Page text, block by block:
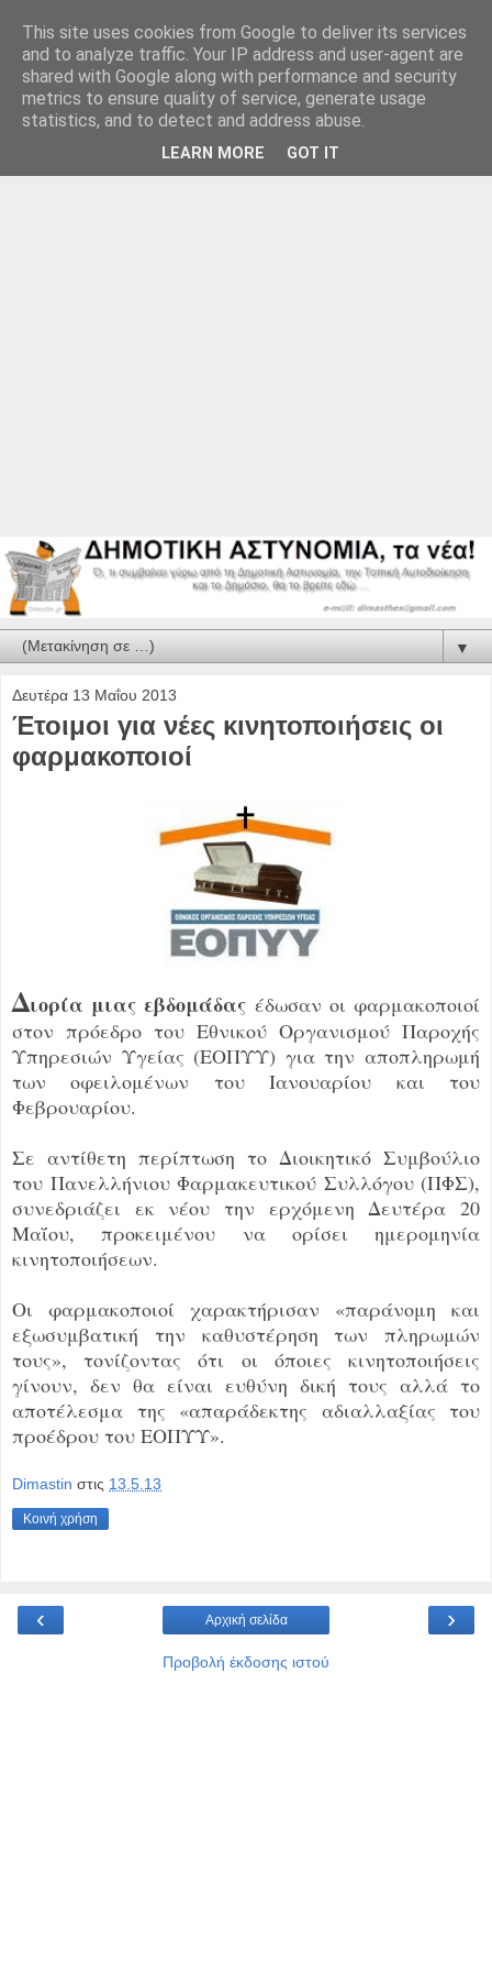
▼
Δευτέρα 13 Μαΐου 2013
Έτοιμοι για νέες κινητοποιήσεις οι
φαρμακοποιοί
Διορία μιας εβδομάδας έδωσαν οι φαρμακοποιοί
στον πρόεδρο του Εθνικού Οργανισμού Παροχής
Υπηρεσιών Υγείας (ΕΟΠΥΥ) για την αποπληρωμή
των οφειλομένων του Ιανουαρίου και του
Φεβρουαρίου.
Σε αντίθετη περίπτωση το Διοικητικό Συμβούλιο
του Πανελλήνιου Φαρμακευτικού Συλλόγου (ΠΦΣ),
συνεδριάζει εκ νέου την ερχόμενη Δευτέρα 20
Μαΐου, προκειμένου να ορίσει ημερομηνία
κινητοποιήσεων.
Οι φαρμακοποιοί χαρακτήρισαν «παράνομη και
εξωσυμβατική την καθυστέρηση των πληρωμών
τους», τονίζοντας ότι οι όποιες κινητοποιήσεις
γίνουν, δεν θα είναι ευθύνη δική τους αλλά το
αποτέλεσμα της «απαράδεκτης αδιαλλαξίας του
προέδρου του ΕΟΠΥΥ».
Dimastin στις 13.5.13
Κοινή χρήση
‹ ›
Αρχική σελίδα
Προβολή έκδοσης ιστού
This site uses cookies from Google to deliver its services
and to analyze traffic. Your IP address and user-agent are
shared with Google along with performance and security
metrics to ensure quality of service, generate usage
statistics, and to detect and address abuse.
LEARN MORE GOT IT